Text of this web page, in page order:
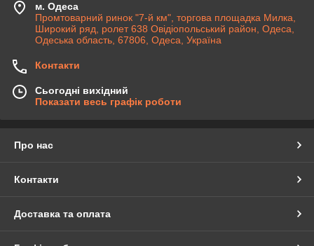
м. Одеса
Промтоварний ринок "7-й км", торгова площадка Милка,
Широкий ряд, ролет 638 Овідіопольський район, Одеса,
Одеська область, 67806, Одеса, Україна
Контакти
Сьогодні вихідний
Показати весь графік роботи
Про нас
Контакти
Доставка та оплата